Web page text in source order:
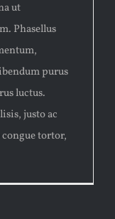
ut
Phasellus
purus
luctus.
justo ac
tortor,